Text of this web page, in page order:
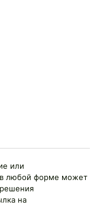
или
в любой форме может
на